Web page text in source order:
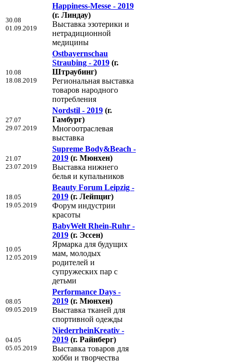
30.08
01.09.2019
Happiness-Messe - 2019
(г. Линдау)
Выставка эзотерики и
нетрадиционной
медицины
10.08
18.08.2019
Ostbayernschau
Straubing - 2019 (г.
Штраубинг)
Региональная выставка
товаров народного
потребления
27.07
29.07.2019
Nordstil - 2019 (г.
Гамбург)
Многоотраслевая
выставка
21.07
23.07.2019
Supreme Body&Beach -
2019 (г. Мюнхен)
Выставка нижнего
белья и купальников
18.05
19.05.2019
Beauty Forum Leipzig -
2019 (г. Лейпциг)
Форум индустрии
красоты
10.05
12.05.2019
BabyWelt Rhein-Ruhr -
2019 (г. Эссен)
Ярмарка для будущих
мам, молодых
родителей и
супружеских пар с
детьми
08.05
09.05.2019
Performance Days -
2019 (г. Мюнхен)
Выставка тканей для
спортивной одежды
04.05
05.05.2019
NiederrheinKreativ -
2019 (г. Райнберг)
Выставка товаров для
хобби и творчества